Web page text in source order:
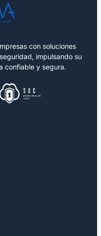
con soluciones
impulsando su
confiable y segura.